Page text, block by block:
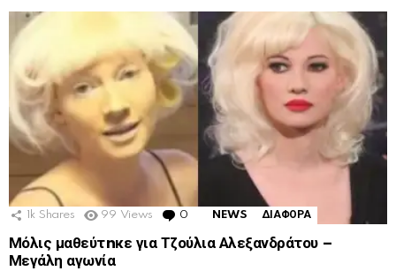
1k Shares 99 Views 0 Comments
NEWS ΔΙΑΦΟΡΑ
Μόλις μαθεύτnκε για Τζούλια Αλεξανδράτου –
Μεγάλη αγωνία